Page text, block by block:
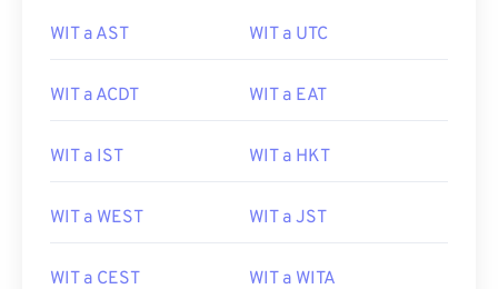
WIT a AST WIT a UTC
WIT a ACDT WIT a EAT
WIT a IST WIT a HKT
WIT a WEST WIT a JST
WIT a CEST WIT a WITA